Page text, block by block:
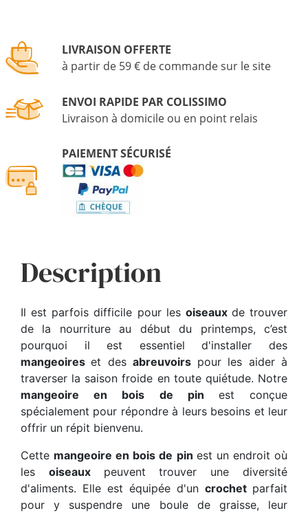
LIVRAISON OFFERTE
à partir de 59 € de commande sur le site
ENVOI RAPIDE PAR COLISSIMO
Livraison à domicile ou en point relais
PAIEMENT SÉCURISÉ
Description
Il est parfois difficile pour les oiseaux de trouver
de la nourriture au début du printemps, c’est
pourquoi il est essentiel d'installer des
mangeoireset desabreuvoirs pour les aider à
traverser la saison froide en toute quiétude. Notre
mangeoire en bois de pin est conçue
spécialement pour répondre à leurs besoins et leur
offrir un répit bienvenu.
Cette mangeoire en bois de pin est un endroit où
les oiseaux peuvent trouver une diversité
d'aliments. Elle est équipée d'un crochet parfait
pour y suspendre une boule de graisse, leur